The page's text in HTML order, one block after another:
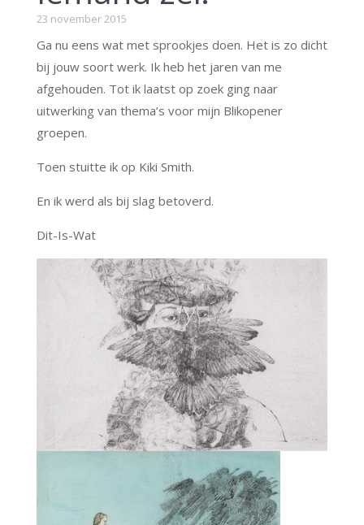
23 november 2015
Ga nu eens wat met sprookjes doen. Het is zo dicht
bij jouw soort werk. Ik heb het jaren van me
afgehouden. Tot ik laatst op zoek ging naar
uitwerking van thema’s voor mijn Blikopener
groepen.
Toen stuitte ik op Kiki Smith.
En ik werd als bij slag betoverd.
Dit-Is-Wat